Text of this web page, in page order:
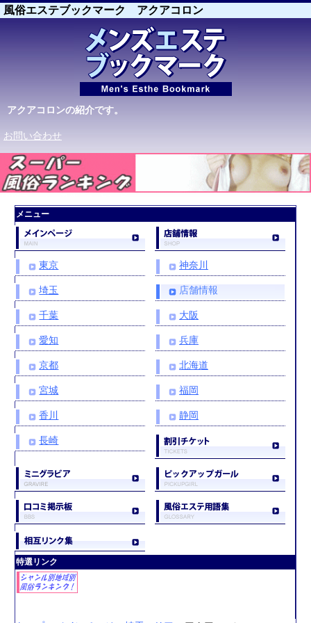
風俗エステブックマーク アクアコロン
アクアコロンの紹介です。
お問い合わせ
メニュー
東京 神奈川
埼玉 店舗情報
千葉 大阪
愛知 兵庫
京都 北海道
宮城 福岡
香川 静岡
長崎
特選リンク